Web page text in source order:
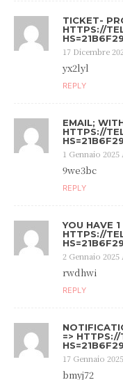
TICKET-
HTTPS://
17 Dicembre
yx2lyl
REPLY
EMAIL;
HTTPS://
1 Gennaio 2025
9we3bc
REPLY
YOU HAVE
HTTPS://
2 Gennaio 2025
rwdhwi
REPLY
=>
17 Gennaio
bmyj72